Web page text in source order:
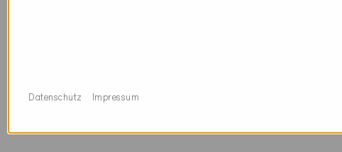
99% Erdsonden-WP, Heizung
Datenschutz Impressum